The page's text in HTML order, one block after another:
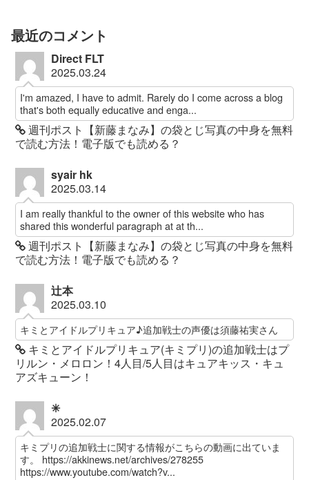
最近のコメント
Direct FLT
2025.03.24
I'm amazed, I have to admit. Rarely do I come across a blog
that's both equally educative and enga...
週刊ポスト【新藤まなみ】の袋とじ写真の中身を無料
で読む方法！電子版でも読める？
syair hk
2025.03.14
I am really thankful to the owner of this website who has
shared this wonderful paragraph at at th...
週刊ポスト【新藤まなみ】の袋とじ写真の中身を無料
で読む方法！電子版でも読める？
辻本
2025.03.10
キミとアイドルプリキュア♪追加戦士の声優は須藤祐実さん
キミとアイドルプリキュア(キミプリ)の追加戦士はプ
リルン・メロロン！4人目/5人目はキュアキッス・キュ
アズキューン！
✳︎
2025.02.07
キミプリの追加戦士に関する情報がこちらの動画に出ていま
す。 https://akkinews.net/archives/278255
https://www.youtube.com/watch?v...